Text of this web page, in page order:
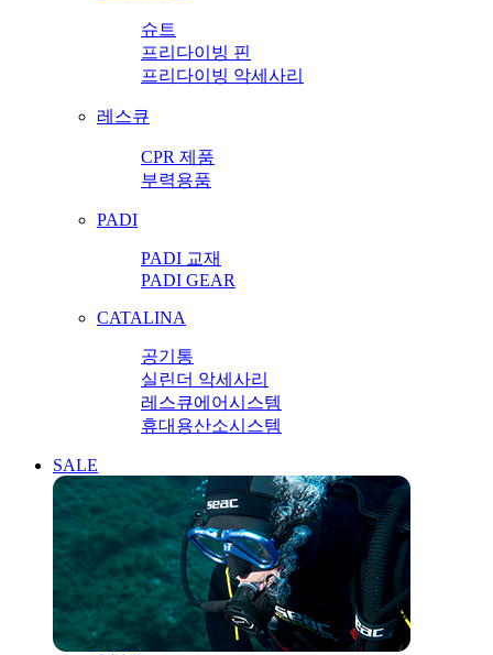
슈트
프리다이빙 핀
프리다이빙 악세사리
레스큐
CPR 제품
부력용품
PADI
PADI 교재
PADI GEAR
CATALINA
공기통
실린더 악세사리
레스큐에어시스템
휴대용산소시스템
SALE